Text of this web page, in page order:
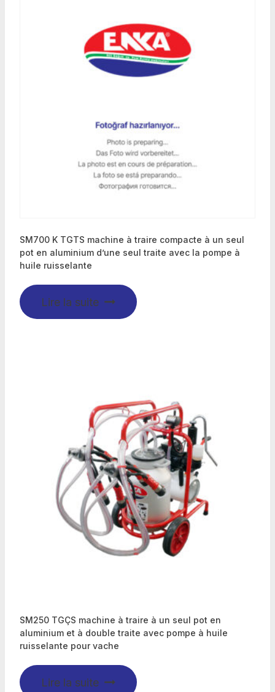
SM700 K TGTS machine à traire compacte à un seul
pot en aluminium d’une seul traite avec la pompe à
huile ruisselante
Lire la suite
SM250 TGÇS machine à traire à un seul pot en
aluminium et à double traite avec pompe à huile
ruisselante pour vache
Lire la suite